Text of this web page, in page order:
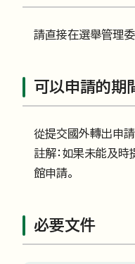
請直接在選舉管理
可以申請的期
從提交國外轉出申
註解：如果未能及
館申請。
必要文件